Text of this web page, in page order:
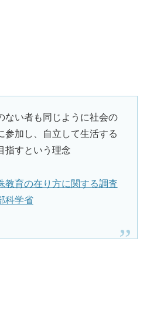
ない者も同じように社会の
参加し、自立して生活する
指すという理念
教育の在り方に関する調査
科学省